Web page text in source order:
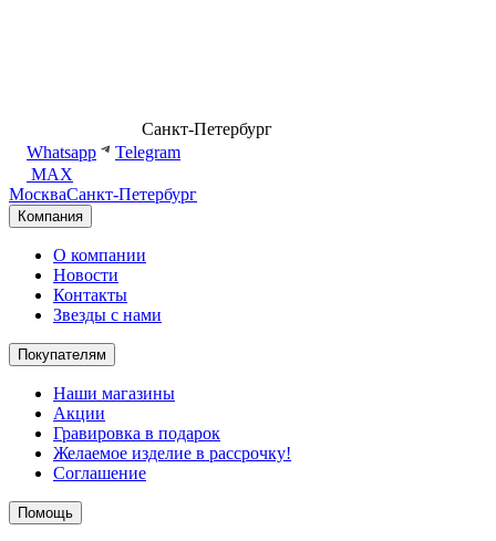
Санкт-Петербург
Whatsapp
Telegram
MAX
МоскваСанкт-Петербург
Компания
О компании
Новости
Контакты
Звезды с нами
Покупателям
Наши магазины
Акции
Гравировка в подарок
Желаемое изделие в рассрочку!
Соглашение
Помощь